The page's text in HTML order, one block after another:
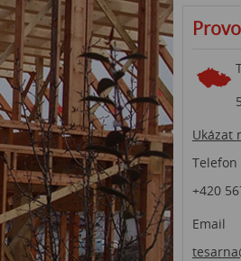
Ukázat
Telefon
+420
Email